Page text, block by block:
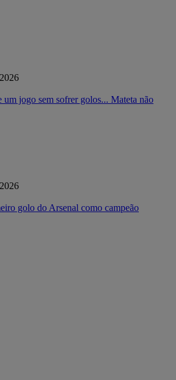
jogo sem sofrer golos... Mateta não
golo do Arsenal como campeão